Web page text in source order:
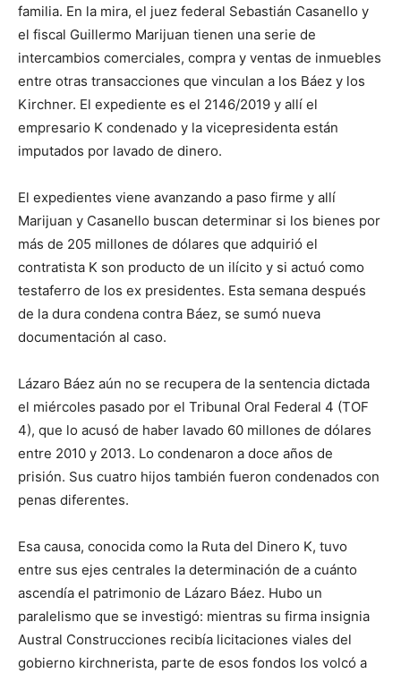
familia. En la mira, el juez federal Sebastián Casanello y
el fiscal Guillermo Marijuan tienen una serie de
intercambios comerciales, compra y ventas de inmuebles
entre otras transacciones que vinculan a los Báez y los
Kirchner. El expediente es el 2146/2019 y allí el
empresario K condenado y la vicepresidenta están
imputados por lavado de dinero.
El expedientes viene avanzando a paso firme y allí
Marijuan y Casanello buscan determinar si los bienes por
más de 205 millones de dólares que adquirió el
contratista K son producto de un ilícito y si actuó como
testaferro de los ex presidentes. Esta semana después
de la dura condena contra Báez, se sumó nueva
documentación al caso.
Lázaro Báez aún no se recupera de la sentencia dictada
el miércoles pasado por el Tribunal Oral Federal 4 (TOF
4), que lo acusó de haber lavado 60 millones de dólares
entre 2010 y 2013. Lo condenaron a doce años de
prisión. Sus cuatro hijos también fueron condenados con
penas diferentes.
Esa causa, conocida como la Ruta del Dinero K, tuvo
entre sus ejes centrales la determinación de a cuánto
ascendía el patrimonio de Lázaro Báez. Hubo un
paralelismo que se investigó: mientras su firma insignia
Austral Construcciones recibía licitaciones viales del
gobierno kirchnerista, parte de esos fondos los volcó a